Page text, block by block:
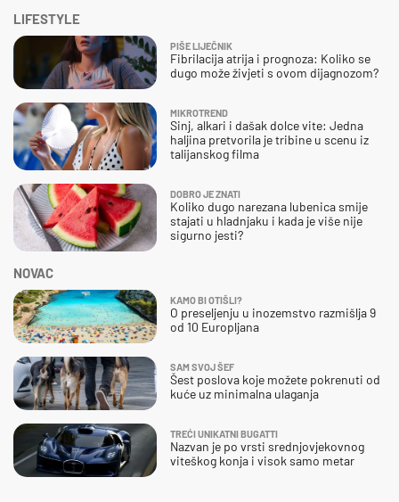
NOVAC
KAMO BI OTIŠLI?
O preseljenju u inozemstvo razmišlja 9
od 10 Europljana
SAM SVOJ ŠEF
Šest poslova koje možete pokrenuti od
kuće uz minimalna ulaganja
TREĆI UNIKATNI BUGATTI
Nazvan je po vrsti srednjovjekovnog
viteškog konja i visok samo metar
LIFESTYLE
PIŠE LIJEČNIK
Fibrilacija atrija i prognoza: Koliko se
dugo može živjeti s ovom dijagnozom?
MIKROTREND
Sinj, alkari i dašak dolce vite: Jedna
haljina pretvorila je tribine u scenu iz
talijanskog filma
DOBRO JE ZNATI
Koliko dugo narezana lubenica smije
stajati u hladnjaku i kada je više nije
sigurno jesti?